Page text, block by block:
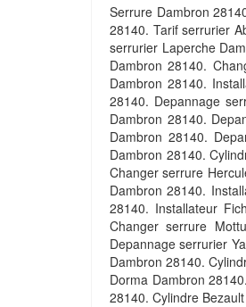
Serrure Dambron
28140. Tarif serrurier
serrurier Laperche
Dambron 28140.
Dambron 28140.
28140. Depannage
Dambron 28140.
Dambron 28140.
Dambron 28140.
Changer serrure
Dambron 28140.
28140. Installateur
Changer serrure
Depannage serrurier
Dambron 28140.
Dorma Dambron
28140. Cylindre